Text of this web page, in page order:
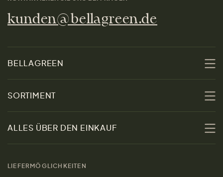
kunden@bellagreen.de
BELLAGREEN
Nachhaltigkeit
Kontakt
SORTIMENT
Damen
Herren
ALLES ÜBER DEN EINKAUF
LIEFERMÖGLICHKEITEN